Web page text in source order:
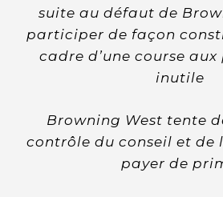
suite au défaut de
participer de façon
cadre d’une course
inutile
Browning West tente
contrôle du conseil et de
payer de